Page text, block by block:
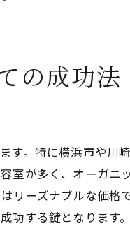
かす方法
信頼を築く
ス活動の第一歩
の成功法
す。特に横浜市や川
が多く、オーガニ
リーズナブルな価格
功する鍵となります